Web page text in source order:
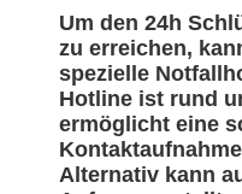
Um den 24h
zu erreichen,
spezielle
Hotline ist rund
ermöglicht eine
Alternativ kann